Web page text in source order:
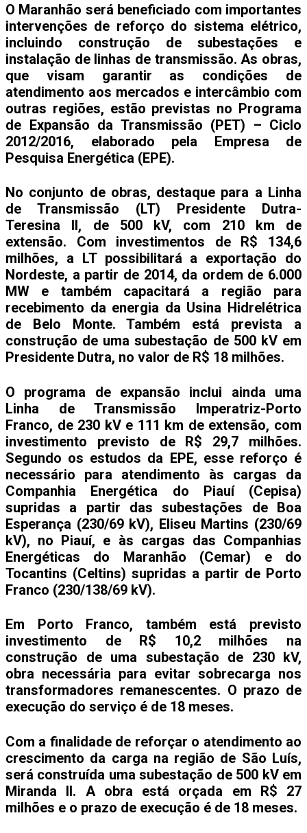
O Maranhão será beneficiado com importantes
intervenções de reforço do sistema elétrico,
incluindo construção de subestações e
instalação de linhas de transmissão. As obras,
que visam garantir as condições de
atendimento aos mercados e intercâmbio com
outras regiões, estão previstas no Programa
de Expansão da Transmissão (PET) – Ciclo
2012/2016, elaborado pela Empresa de
Pesquisa Energética (EPE).
No conjunto de obras, destaque para a Linha
de Transmissão (LT) Presidente Dutra-
Teresina II, de 500 kV, com 210 km de
extensão. Com investimentos de R$ 134,6
milhões, a LT possibilitará a exportação do
Nordeste, a partir de 2014, da ordem de 6.000
MW e também capacitará a região para
recebimento da energia da Usina Hidrelétrica
de Belo Monte. Também está prevista a
construção de uma subestação de 500 kV em
Presidente Dutra, no valor de R$ 18 milhões.
O programa de expansão inclui ainda uma
Linha de Transmissão Imperatriz-Porto
Franco, de 230 kV e 111 km de extensão, com
investimento previsto de R$ 29,7 milhões.
Segundo os estudos da EPE, esse reforço é
necessário para atendimento às cargas da
Companhia Energética do Piauí (Cepisa)
supridas a partir das subestações de Boa
Esperança (230/69 kV), Eliseu Martins (230/69
kV), no Piauí, e às cargas das Companhias
Energéticas do Maranhão (Cemar) e do
Tocantins (Celtins) supridas a partir de Porto
Franco (230/138/69 kV).
Em Porto Franco, também está previsto
investimento de R$ 10,2 milhões na
construção de uma subestação de 230 kV,
obra necessária para evitar sobrecarga nos
transformadores remanescentes. O prazo de
execução do serviço é de 18 meses.
Com a finalidade de reforçar o atendimento ao
crescimento da carga na região de São Luís,
será construída uma subestação de 500 kV em
Miranda II. A obra está orçada em R$ 27
milhões e o prazo de execução é de 18 meses.